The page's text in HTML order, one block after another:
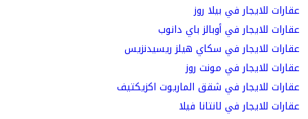
عقارات للايجار في بيلا روز
عقارات للايجار في أوبالز باي دانوب
عقارات للايجار في سكاي هيلز ريسيدنزيس
عقارات للايجار في مونت روز
عقارات للايجار في شقق الماريوت اكزيكتيف
عقارات للايجار في لانتانا فيلا